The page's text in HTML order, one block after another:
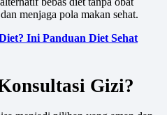
menjaga pola makan sehat.
Ini Panduan Diet Sehat
Gizi?